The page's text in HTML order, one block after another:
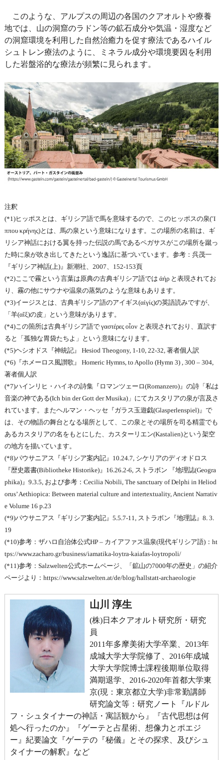
このような、アルプスの周辺の各国のクアオルトや療養
地では、山の洞窟のラドン等の鉱石成分や気温・湿度など
の洞窟環境を利用した自然治癒力を促す療法であるハイル
シュトレン療法のように、ミネラル成分や環境要因を利用
した岩盤浴的な療法が頻繁に見られます。
注釈
(*1)ヒッポスとは、ギリシア語で馬を意味するので、このヒッポスの泉(Ἵ
ππου κρήνης)とは、馬の泉という意味になります。この場所の名前は、ギ
リシア神話における翼を持った伝説の馬であるペガサスがこの場所を蹴っ
た時に泉が吹き出してきたという逸話に基づいています。参考：呉茂一
『ギリシア神話(上)』新潮社、2007、152-153頁
(*2)ここで霧という言葉は原典の古典ギリシア語では ἀήρ と表現されてお
り、霧の他にサウナや温泉の蒸気のような意味もあります。
(*3)イージスとは、古典ギリシア語のアイギス(αἰγίς)の英語読みですが、
「羊(αἴξ)の皮」という意味があります。
(*4)この箇所は古典ギリシア語で γαστέρες οἶον と表現されており、直訳す
ると「孤独な胃袋たちよ」という意味になります。
(*5)ヘシオドス『神統記』 Hesiod Theogony, 1-10, 22-32, 著者個人訳
(*6)『ホメーロス風讃歌』 Homeric Hymns, to Apollo (Hymn 3) , 300 – 304,
著者個人訳
(*7)ハインリヒ・ハイネの詩集『ロマンツェーロ(Romanzero)』の詩「私は
音楽の神である(Ich bin der Gott der Musika)」にてカスタリアの泉が言及さ
れています。またヘルマン・ヘッセ『ガラス玉遊戯(Glasperlenspiel)』で
は、その物語の舞台となる場所として、この泉とその場所を司る精霊でも
あるカスタリアの名をもとにした、カスターリエン(Kastalien)という架空
の地方を描いています。
(*8)パウサニアス『ギリシア案内記』10.24.7, シケリアのディオドロス
『歴史叢書(Bibliotheke Historike)』16.26.2-6, ストラボン 『地理誌(Geogra
phika)』9.3.5, および参考：Cecilia Nobili, The sanctuary of Delphi in Heliod
orus’ Aethiopica: Between material culture and intertextuality, Ancient Narrativ
e Volume 16 p.23
(*9)パウサニアス『ギリシア案内記』5.5.7-11, ストラボン『地理誌』8. 3.
19
(*10)参考：ザハロ自治体公式HP – カイアファス温泉(現代ギリシア語)：ht
tps://www.zacharo.gr/business/iamatika-loytra-kaiafas-loytropoli/
(*11)参考：Salzwelten公式ホームページ、「鉱山の7000年の歴史」の紹介
ページより：https://www.salzwelten.at/de/blog/hallstatt-archaeologie
山川 淳生
(株)日本クアオルト研究所・研究
員
2011年多摩美術大学卒業、2013年
成城大学大学院修了、2016年成城
大学大学院博士課程後期単位取得
満期退学、2016-2020年首都大学東
京(現：東京都立大学)非常勤講師
研究論文等：研究ノート『ルドル
フ・シュタイナーの神話・寓話観から』『古代思想は何
処へ行ったのか』『ゲーテと占星術、想像力とポエジ
ー』紀要論文『ゲーテの『秘儀』とその探求、及びシュ
タイナーの解釈』など